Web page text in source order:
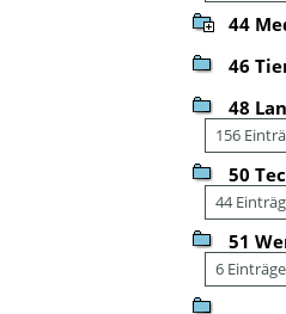
44
46
48
156
50
44
51
6 Einträge